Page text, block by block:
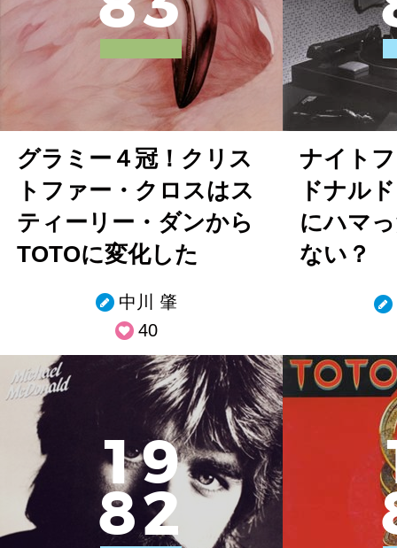
グラミー４冠！クリス
トファー・クロスはス
ティーリー・ダンから
TOTOに変化した
中川 肇
40
ナイト
ドナル
にハマ
ない？
19
82